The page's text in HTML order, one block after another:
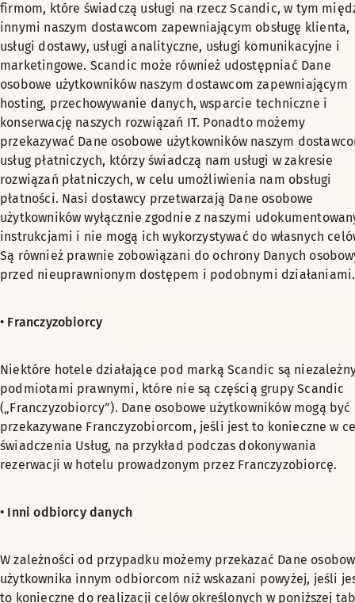
firmom, które świadczą usługi na rzecz Scandic, w tym
innymi naszym dostawcom zapewniającym obsługę klienta,
usługi dostawy, usługi analityczne, usługi komunikacyjne i
marketingowe. Scandic może również udostępniać Dane
osobowe użytkowników naszym dostawcom zapewniającym
hosting, przechowywanie danych, wsparcie techniczne i
konserwację naszych rozwiązań IT. Ponadto możemy
przekazywać Dane osobowe użytkowników naszym
usług płatniczych, którzy świadczą nam usługi w zakresie
rozwiązań płatniczych, w celu umożliwienia nam obsługi
płatności. Nasi dostawcy przetwarzają Dane osobowe
użytkowników wyłącznie zgodnie z naszymi
instrukcjami i nie mogą ich wykorzystywać do własnych
Są również prawnie zobowiązani do ochrony Danych
przed nieuprawnionym dostępem i podobnymi działaniami.
• Franczyzobiorcy
Niektóre hotele działające pod marką Scandic są
podmiotami prawnymi, które nie są częścią grupy Scandic
(„Franczyzobiorcy”). Dane osobowe użytkowników mogą być
przekazywane Franczyzobiorcom, jeśli jest to konieczne w
świadczenia Usług, na przykład podczas dokonywania
rezerwacji w hotelu prowadzonym przez Franczyzobiorcę.
• Inni odbiorcy danych
W zależności od przypadku możemy przekazać Dane
użytkownika innym odbiorcom niż wskazani powyżej, jeśli
to konieczne do realizacji celów określonych w poniższej